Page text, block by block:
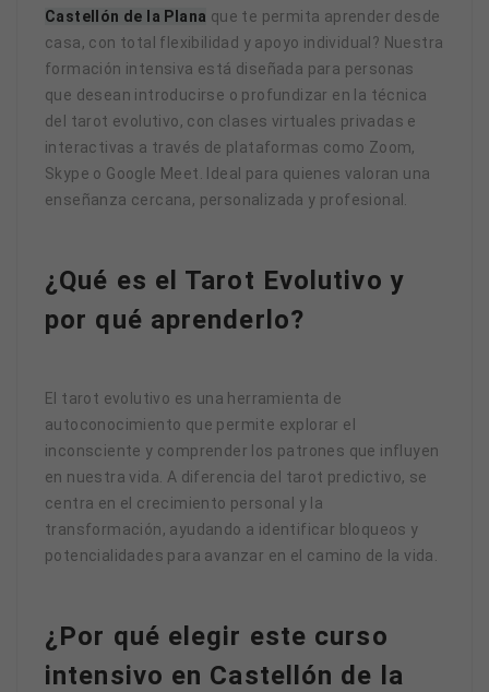
Castellón de la Plana que te permita aprender desde
casa, con total flexibilidad y apoyo individual? Nuestra
formación intensiva está diseñada para personas
que desean introducirse o profundizar en la técnica
del tarot evolutivo, con clases virtuales privadas e
interactivas a través de plataformas como Zoom,
Skype o Google Meet. Ideal para quienes valoran una
enseñanza cercana, personalizada y profesional.
¿Qué es el Tarot Evolutivo y
por qué aprenderlo?
El tarot evolutivo es una herramienta de
autoconocimiento que permite explorar el
inconsciente y comprender los patrones que influyen
en nuestra vida. A diferencia del tarot predictivo, se
centra en el crecimiento personal y la
transformación, ayudando a identificar bloqueos y
potencialidades para avanzar en el camino de la vida.
¿Por qué elegir este curso
intensivo en Castellón de la